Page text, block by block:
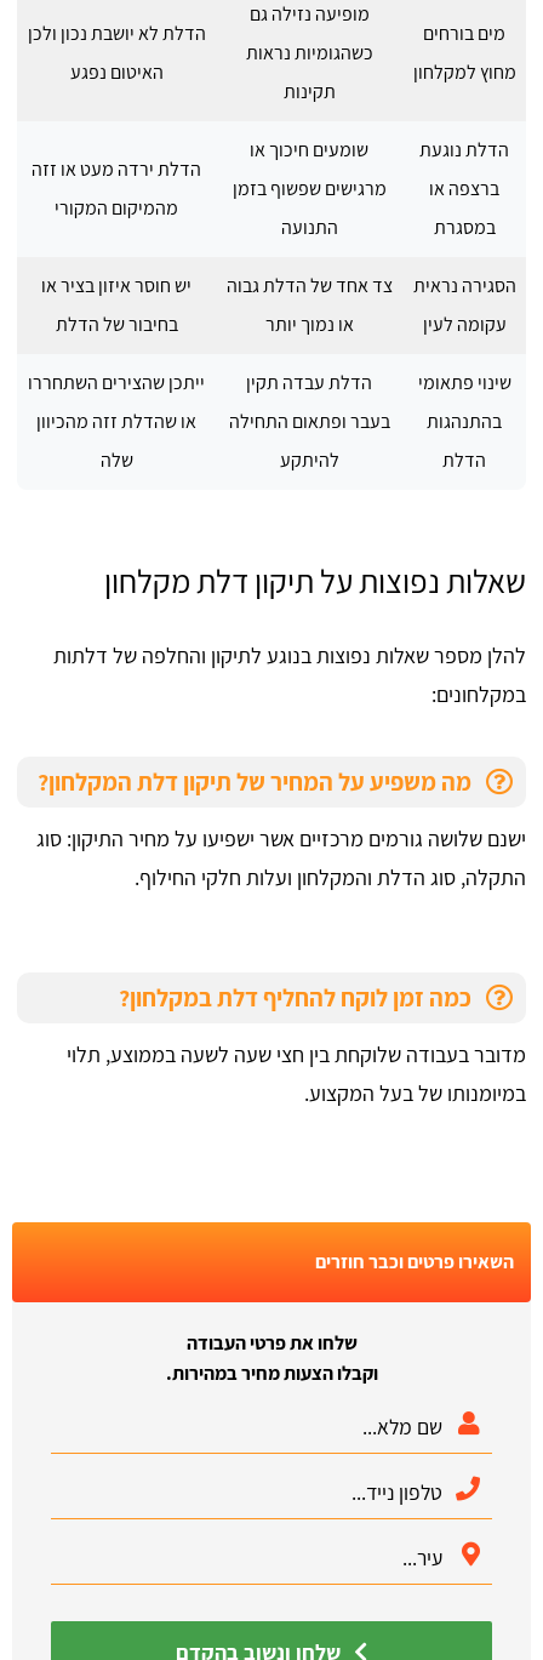
מים בורחים
מחוץ למקלחון
מופיעה נזילה גם
כשהגומיות נראות
תקינות
הדלת לא יושבת נכון ולכן
האיטום נפגע
הדלת נוגעת
ברצפה או
במסגרת
שומעים חיכוך או
מרגישים שפשוף בזמן
התנועה
הדלת ירדה מעט או זזה
מהמיקום המקורי
הסגירה נראית
עקומה לעין
צד אחד של הדלת גבוה
או נמוך יותר
יש חוסר איזון בציר או
בחיבור של הדלת
שינוי פתאומי
בהתנהגות
הדלת
הדלת עבדה תקין
בעבר ופתאום התחילה
להיתקע
ייתכן שהצירים השתחררו
או שהדלת זזה מהכיוון
שלה
שאלות נפוצות על תיקון דלת מקלחון
להלן מספר שאלות נפוצות בנוגע לתיקון והחלפה של דלתות
במקלחונים:
מה משפיע על המחיר של תיקון דלת המקלחון?
ישנם שלושה גורמים מרכזיים אשר ישפיעו על מחיר התיקון: סוג
התקלה, סוג הדלת והמקלחון ועלות חלקי החילוף.
כמה זמן לוקח להחליף דלת במקלחון?
מדובר בעבודה שלוקחת בין חצי שעה לשעה בממוצע, תלוי
במיומנותו של בעל המקצוע.
השאירו פרטים וכבר חוזרים
שלחו את פרטי העבודה
וקבלו הצעות מחיר במהירות.